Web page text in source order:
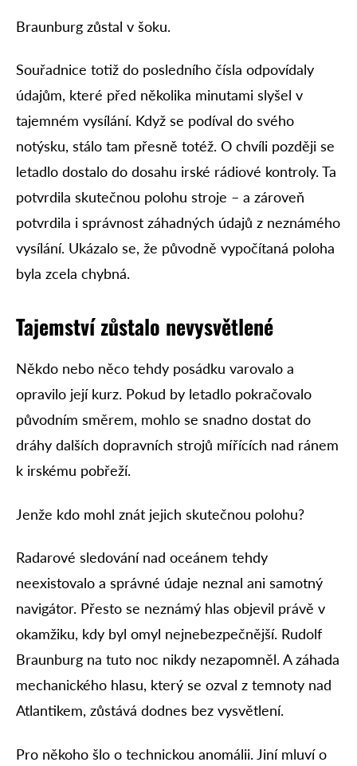
Braunburg zůstal v šoku.
Souřadnice totiž do posledního čísla odpovídaly
údajům, které před několika minutami slyšel v
tajemném vysílání. Když se podíval do svého
notýsku, stálo tam přesně totéž. O chvíli později se
letadlo dostalo do dosahu irské rádiové kontroly. Ta
potvrdila skutečnou polohu stroje – a zároveň
potvrdila i správnost záhadných údajů z neznámého
vysílání. Ukázalo se, že původně vypočítaná poloha
byla zcela chybná.
Tajemství zůstalo nevysvětlené
Někdo nebo něco tehdy posádku varovalo a
opravilo její kurz. Pokud by letadlo pokračovalo
původním směrem, mohlo se snadno dostat do
dráhy dalších dopravních strojů mířících nad ránem
k irskému pobřeží.
Jenže kdo mohl znát jejich skutečnou polohu?
Radarové sledování nad oceánem tehdy
neexistovalo a správné údaje neznal ani samotný
navigátor. Přesto se neznámý hlas objevil právě v
okamžiku, kdy byl omyl nejnebezpečnější. Rudolf
Braunburg na tuto noc nikdy nezapomněl. A záhada
mechanického hlasu, který se ozval z temnoty nad
Atlantikem, zůstává dodnes bez vysvětlení.
Pro někoho šlo o technickou anomálii. Jiní mluví o